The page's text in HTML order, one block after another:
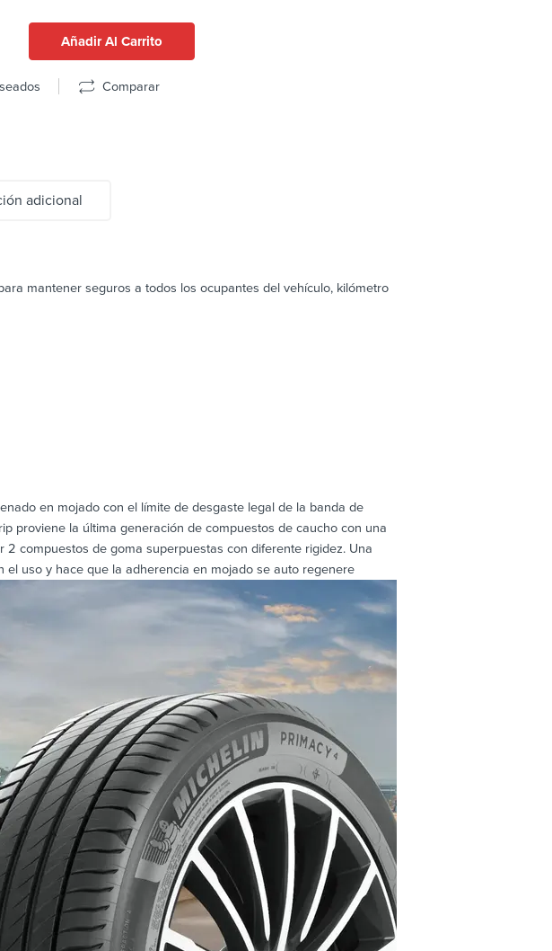
Añadir Al Carrito
Comparar
adicional
mantener seguros a todos los ocupantes del vehículo, kilómetro
en mojado con el límite de desgaste legal de la banda de
proviene la última generación de compuestos de caucho con una
compuestos de goma superpuestas con diferente rigidez. Una
uso y hace que la adherencia en mojado se auto regenere